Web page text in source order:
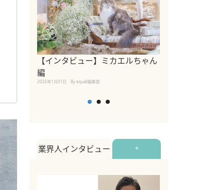
【インタビュー】ミカエルちゃん
編
2025年1月31日 By equall編集部
業界人インタビュー +